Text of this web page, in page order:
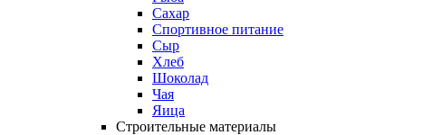
Сахар
Спортивное питание
Сыр
Хлеб
Шоколад
Чая
Яица
Строительные материалы